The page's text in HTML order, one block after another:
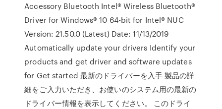
Accessory Bluetooth Intel® Wireless Bluetooth®
Driver for Windows® 10 64-bit for Intel® NUC
Version: 21.50.0 (Latest) Date: 11/13/2019
Automatically update your drivers Identify your
products and get driver and software updates
for Get started 最新のドライバーを入手 製品の詳
細をご入力いただき、お使いのシステム用の最新の
ドライバー情報を表示してください。 このドライ